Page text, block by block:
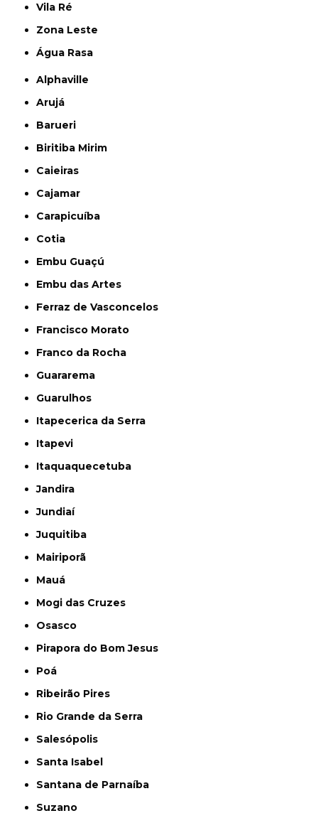
Vila Ré
Zona Leste
Água Rasa
Alphaville
Arujá
Barueri
Biritiba Mirim
Caieiras
Cajamar
Carapicuíba
Cotia
Embu Guaçú
Embu das Artes
Ferraz de Vasconcelos
Francisco Morato
Franco da Rocha
Guararema
Guarulhos
Itapecerica da Serra
Itapevi
Itaquaquecetuba
Jandira
Jundiaí
Juquitiba
Mairiporã
Mauá
Mogi das Cruzes
Osasco
Pirapora do Bom Jesus
Poá
Ribeirão Pires
Rio Grande da Serra
Salesópolis
Santa Isabel
Santana de Parnaíba
Suzano